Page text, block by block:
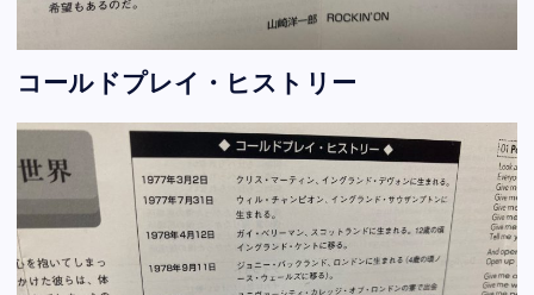
コールドプレイ・ヒストリー